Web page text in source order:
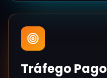
Tráfego Pago